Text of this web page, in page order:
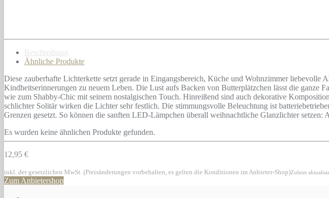
Beschreibung
Ähnliche Produkte
Diese zauberhafte Lichterkette setzt gerade in Eingangsbereich, Küche und Wohnzimmer
Kindheitserinnerungen zu neuem Leben. Die Lust aufs Backen von Butterplätzchen lässt die ganze
wie zum Shabby-Chic mit seinem nostalgischen Touch. Hinreißend sind auch dekorative
schlichter Solitär wirken die Lichter sehr festlich. Die stimmungsvolle Beleuchtung ist
Grenzen gesetzt. So können die sanften LED-Lämpchen überall weihnachtliche Glanzlichter
Es wurden keine ähnlichen Produkte gefunden.
12,95 €
inkl. der gesetzlichen MwSt. (Preisänderungen vorbehalten, es gelten die Konditionen im Anbieter-Shop)Zuletzt
Zum Anbietershop